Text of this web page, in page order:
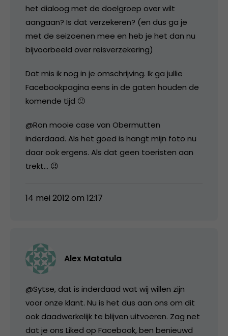
het dialoog met de doelgroep over wilt
aangaan? Is dat verzekeren? (en dus ga je
met de seizoenen mee en heb je het dan nu
bijvoorbeeld over reisverzekering)
Dat mis ik nog in je omschrijving. Ik ga jullie
Facebookpagina eens in de gaten houden de
komende tijd 🙂
@Ron mooie case van Obermutten
inderdaad. Als het goed is hangt mijn foto nu
daar ook ergens. Als dat geen toeristen aan
trekt… 😉
14 mei 2012 om 12:17
Alex Matatula
@Sytse, dat is inderdaad wat wij willen zijn
voor onze klant. Nu is het dus aan ons om dit
ook daadwerkelijk te blijven uitvoeren. Zag net
dat je ons Liked op Facebook, ben benieuwd